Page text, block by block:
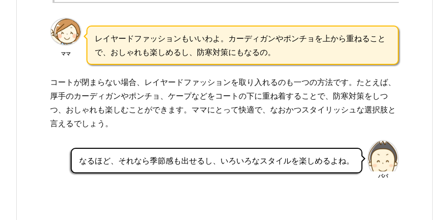
ママ
レイヤードファッションもいいわよ。カーディガンやポンチョを上から重ねること
で、おしゃれも楽しめるし、防寒対策にもなるの。
コートが閉まらない場合、レイヤードファッションを取り入れるのも一つの方法です。たとえば、
厚手のカーディガンやポンチョ、ケープなどをコートの下に重ね着することで、防寒対策をしつ
つ、おしゃれも楽しむことができます。ママにとって快適で、なおかつスタイリッシュな選択肢と
言えるでしょう。
なるほど、それなら季節感も出せるし、いろいろなスタイルを楽しめるよね。
パパ